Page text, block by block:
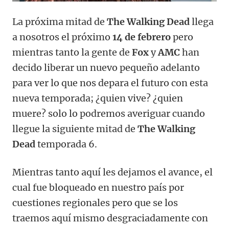
La próxima mitad de The Walking Deadllega
a nosotros el próximo 14 de febreropero
mientras tanto la gente de FoxyAMChan
decido liberar un nuevo pequeño adelanto
para ver lo que nos depara el futuro con esta
nueva temporada; ¿quien vive? ¿quien
muere? solo lo podremos averiguar cuando
llegue la siguiente mitad de The Walking
Deadtemporada 6.
Mientras tanto aquí les dejamos el avance, el
cual fue bloqueado en nuestro país por
cuestiones regionales pero que se los
traemos aquí mismo desgraciadamente con